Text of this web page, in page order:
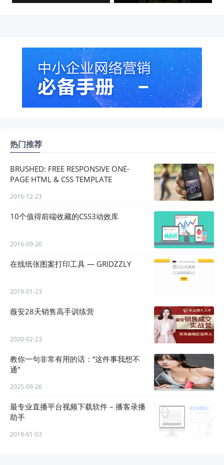
热门推荐
BRUSHED: FREE RESPONSIVE ONE-
PAGE HTML & CSS TEMPLATE
2016-12-23
10个值得前端收藏的CSS3动效库
2016-09-26
在线纸张图案打印工具 — GRIDZZLY
2019-01-23
薇安28天销售高手训练营
2020-02-23
教你一句非常有用的话：“这件事我想不
通”
2025-09-26
最专业直播平台视频下载软件 – 播客录播
助手
2018-01-03